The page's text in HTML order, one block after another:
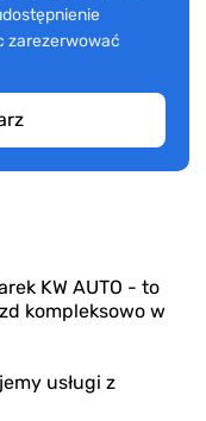
zarezerwować
KW AUTO - to
kompleksowo w
usługi z